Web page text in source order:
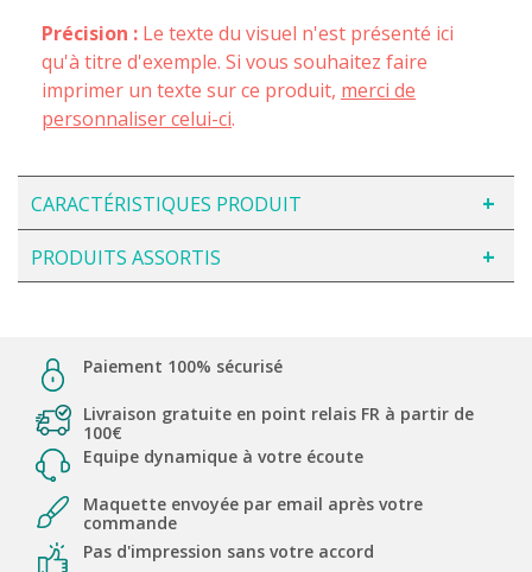
Précision : Le texte du visuel n'est présenté ici
qu'à titre d'exemple. Si vous souhaitez faire
imprimer un texte sur ce produit, merci de
personnaliser celui-ci.
CARACTÉRISTIQUES PRODUIT
PRODUITS ASSORTIS
Paiement 100% sécurisé
Livraison gratuite en point relais FR à partir de
100€
Equipe dynamique à votre écoute
Maquette envoyée par email après votre
commande
Pas d'impression sans votre accord